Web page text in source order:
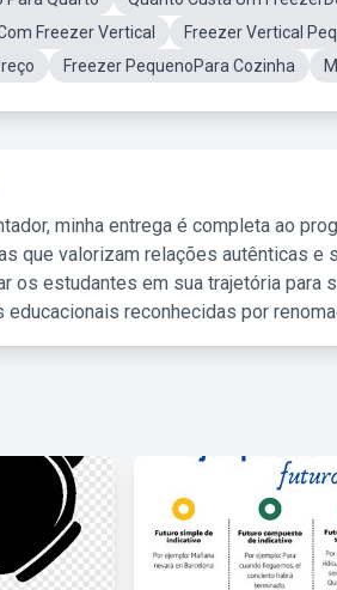
Freezer Vertical
Freezer Vertical
Freezer PequenoPara Cozinha
minha entrega é completa ao
que valorizam relações autênticas e
os estudantes em sua trajetória para
educacionais reconhecidas por